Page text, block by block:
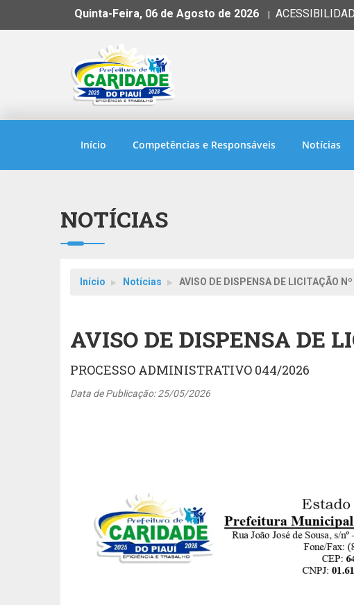
Quinta-Feira, 06 de Agosto de 2026 |
Início Competências e Responsáveis Notícias
NOTÍCIAS
Início Notícias AVISO DE DISPENSA DE LICITAÇÃO
AVISO DE DISPENSA DE
PROCESSO ADMINISTRATIVO 044/2026
Data de Publicação: 25/05/2026